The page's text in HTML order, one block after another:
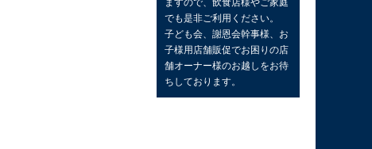
ますので、飲食店様やご家庭
でも是非ご利用ください。
子ども会、謝恩会幹事様、お
子様用店舗販促でお困りの店
舗オーナー様のお越しをお待
ちしております。